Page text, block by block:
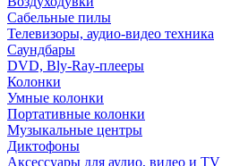
Сабельные пилы
Телевизоры, аудио-видео техника
Саундбары
DVD, Bly-Ray-плееры
Колонки
Умные колонки
Портативные колонки
Музыкальные центры
Диктофоны
Аксессуары для аудио, видео и TV